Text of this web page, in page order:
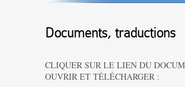
Documents, traductions
CLIQUER SUR LE LIEN DU
OUVRIR ET TÉLÉCHARGER :